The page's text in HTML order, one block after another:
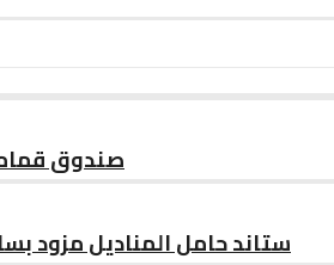
صندوق قمامة
ستاند حامل المناديل مزود